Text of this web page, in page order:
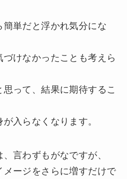
単だと浮かれ気分にな
けなかったことも考えら
って、結果に期待するこ
入らなくなります。
言わずもがなですが、
ージをさらに増すだけで